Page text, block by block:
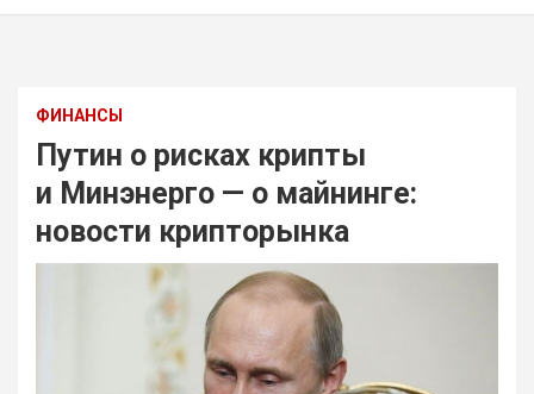
ФИНАНСЫ
Путин о рисках крипты
и Минэнерго — о майнинге:
новости крипторынка